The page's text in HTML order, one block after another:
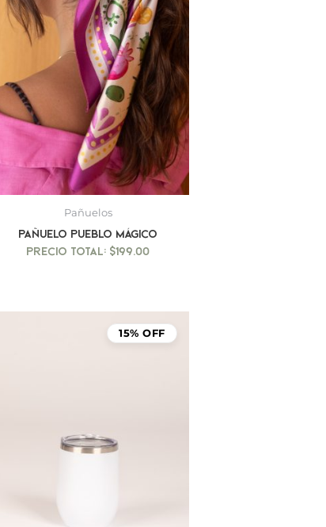
Pañuelos
Pañuelo Pueblo Mágico
$199.00
15% OFF